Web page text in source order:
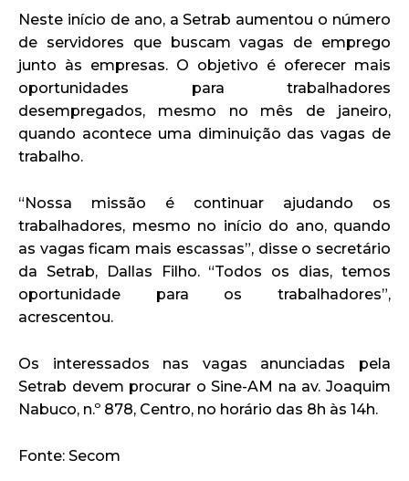
Neste início de ano, a Setrab aumentou o número
de servidores que buscam vagas de emprego
junto às empresas. O objetivo é oferecer mais
oportunidades para trabalhadores
desempregados, mesmo no mês de janeiro,
quando acontece uma diminuição das vagas de
trabalho.
“Nossa missão é continuar ajudando os
trabalhadores, mesmo no início do ano, quando
as vagas ficam mais escassas”, disse o secretário
da Setrab, Dallas Filho. “Todos os dias, temos
oportunidade para os trabalhadores”,
acrescentou.
Os interessados nas vagas anunciadas pela
Setrab devem procurar o Sine-AM na av. Joaquim
Nabuco, n.º 878, Centro, no horário das 8h às 14h.
Fonte: Secom